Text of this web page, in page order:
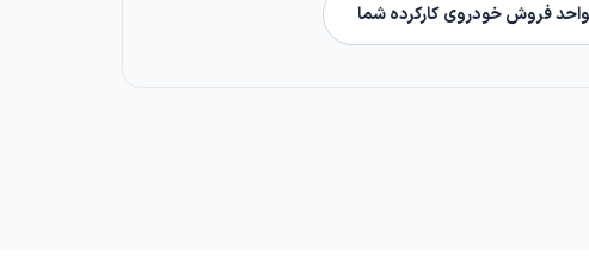
فروش خودروی کارکرده شما